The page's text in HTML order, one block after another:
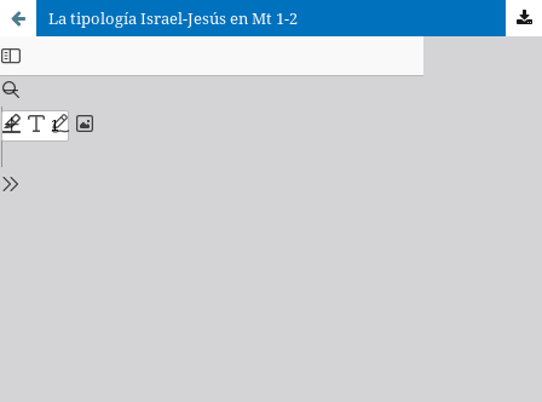
La tipología Israel-Jesús en Mt 1-2